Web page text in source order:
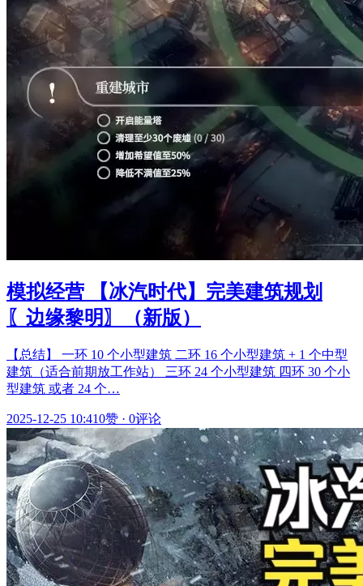
模拟经营 【冰汽时代】完美建筑规划
〖边缘黎明〗（新版）
【总结】 一环 10 个小型建筑 二环 16 个小型建筑 + 1 个中型
建筑（适合前期放工作站） 三环 24 个小型建筑 四环 30 个小
型建筑 或者 24 个…
2025-12-25 10:410赞 · 0评论